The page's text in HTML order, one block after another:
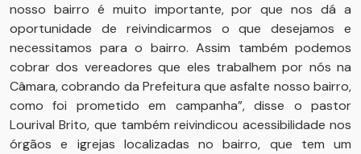
nosso bairro é muito importante, por que nos dá a
oportunidade de reivindicarmos o que desejamos e
necessitamos para o bairro. Assim também podemos
cobrar dos vereadores que eles trabalhem por nós na
Câmara, cobrando da Prefeitura que asfalte nosso bairro,
como foi prometido em campanha”, disse o pastor
Lourival Brito, que também reivindicou acessibilidade nos
órgãos e igrejas localizadas no bairro, que tem um